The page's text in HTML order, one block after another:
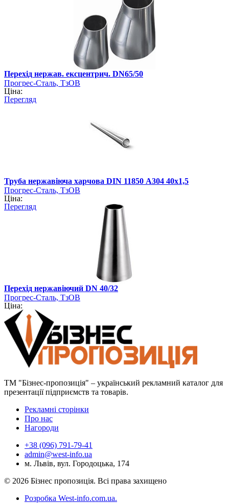
Перехід нержав. ексцентрич. DN65/50
Прогрес-Сталь, ТзОВ
Ціна:
Перегляд
Труба нержавіюча харчова DIN 11850 А304 40х1,5
Прогрес-Сталь, ТзОВ
Ціна:
Перегляд
Перехід нержавіючий DN 40/32
Прогрес-Сталь, ТзОВ
Ціна:
ТМ "Бізнес-пропозиція" – український рекламний каталог для
презентації підприємств та товарів.
Рекламні сторінки
Про нас
Нагороди
+38 (096) 791-79-41
admin@west-info.ua
м. Львів, вул. Городоцька, 174
© 2026 Бізнес пропозиція. Всі права захищено
Розробка West-info.com.ua.